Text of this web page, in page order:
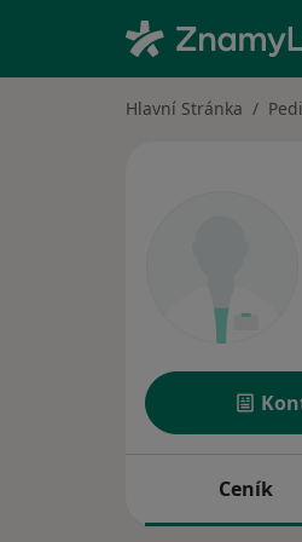
Hlavní Stránka
Ceník